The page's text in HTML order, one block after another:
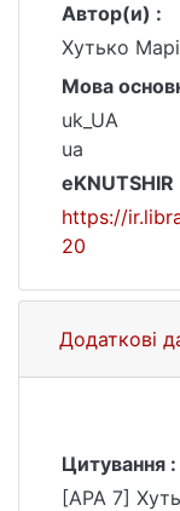
Автор(и) :
Хутько
Мова
uk_UA
ua
eKNUTSHIR
https://
20
Додаткові
Цитування :
[APA 7]